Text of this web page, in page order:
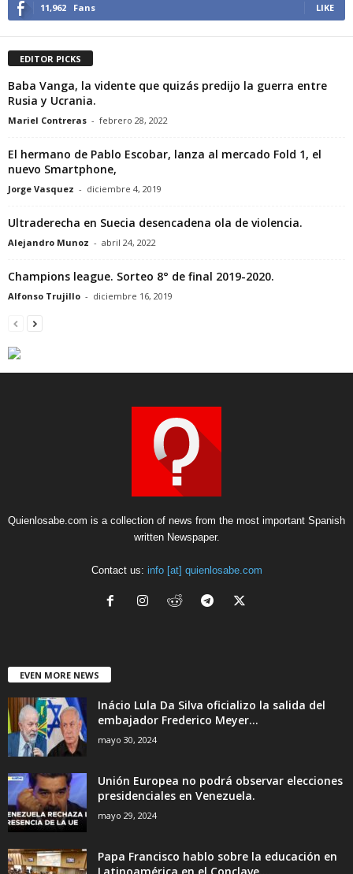
11,962 Fans LIKE
EDITOR PICKS
Baba Vanga, la vidente que quizás predijo la guerra entre
Rusia y Ucrania.
Mariel Contreras - febrero 28, 2022
El hermano de Pablo Escobar, lanza al mercado Fold 1, el
nuevo Smartphone,
Jorge Vasquez - diciembre 4, 2019
Ultraderecha en Suecia desencadena ola de violencia.
Alejandro Munoz - abril 24, 2022
Champions league. Sorteo 8° de final 2019-2020.
Alfonso Trujillo - diciembre 16, 2019
Quienlosabe.com is a collection of news from the most important Spanish
written Newspaper.
Contact us: info [at] quienlosabe.com
EVEN MORE NEWS
Inácio Lula Da Silva oficializo la salida del
embajador Frederico Meyer...
mayo 30, 2024
Unión Europea no podrá observar elecciones
presidenciales en Venezuela.
mayo 29, 2024
Papa Francisco hablo sobre la educación en
Latinoamérica en el Conclave....